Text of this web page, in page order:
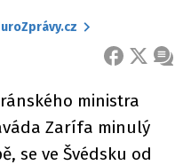
FACEBOOK
X
ministra
Zarífa minulý
se ve Švédsku od